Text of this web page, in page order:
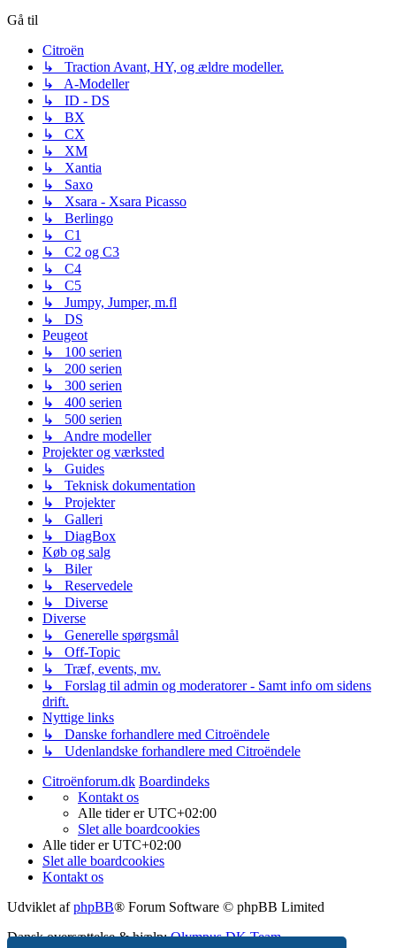
Gå til
Citroën
↳ Traction Avant, HY, og ældre modeller.
↳ A-Modeller
↳ ID - DS
↳ BX
↳ CX
↳ XM
↳ Xantia
↳ Saxo
↳ Xsara - Xsara Picasso
↳ Berlingo
↳ C1
↳ C2 og C3
↳ C4
↳ C5
↳ Jumpy, Jumper, m.fl
↳ DS
Peugeot
↳ 100 serien
↳ 200 serien
↳ 300 serien
↳ 400 serien
↳ 500 serien
↳ Andre modeller
Projekter og værksted
↳ Guides
↳ Teknisk dokumentation
↳ Projekter
↳ Galleri
↳ DiagBox
Køb og salg
↳ Biler
↳ Reservedele
↳ Diverse
Diverse
↳ Generelle spørgsmål
↳ Off-Topic
↳ Træf, events, mv.
↳ Forslag til admin og moderatorer - Samt info om sidens
drift.
Nyttige links
↳ Danske forhandlere med Citroëndele
↳ Udenlandske forhandlere med Citroëndele
Citroënforum.dk Boardindeks
Kontakt os
Alle tider erUTC+02:00
Slet alle boardcookies
Alle tider erUTC+02:00
Slet alle boardcookies
Kontakt os
Udviklet afphpBB® Forum Software © phpBB Limited
Dansk oversættelse & hjælp:Olympus DK Team